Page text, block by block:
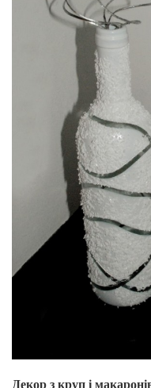
Декор з круп і